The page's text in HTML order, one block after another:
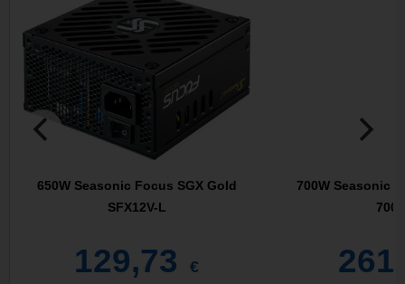
650W Seasonic Focus SGX Gold
SFX12V-L
129,73 €
700W Seasonic
700